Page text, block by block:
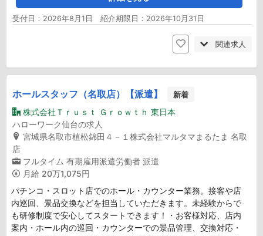
受付日：2026年8月1日 紹介期限日：2026年10月31日
関連求人
ホールスタッフ（名取店）【派遣】 新着
株式会社Ｔｒｕｓｔ Ｇｒｏｗｔｈ 東日本
ハローワーク仙台の求人
宮城県名取市植松錦田４－１株式会社マルタマまるたま 名取
店
フルタイム 有期雇用派遣労働者 派遣
月給 20万1,075円
パチンコ・スロット店でのホール・カウンター業務。接客や店
内巡回、景品交換などを担当していただきます。未経験からで
も研修制度で安心してスタートできます！・お客様対応、店内
案内・ホール内の巡回・カウンターでの景品管理、交換対応・